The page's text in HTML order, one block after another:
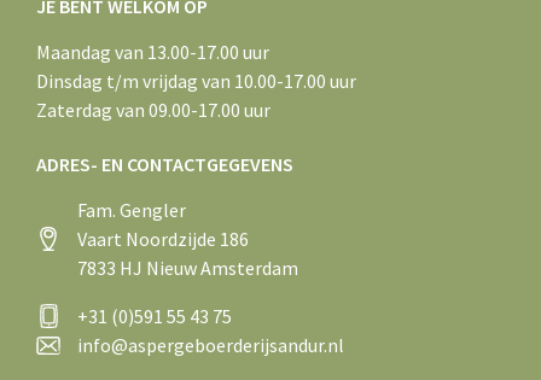
JE BENT WELKOM OP
Maandag van 13.00-17.00 uur
Dinsdag t/m vrijdag van 10.00-17.00 uur
Zaterdag van 09.00-17.00 uur
ADRES- EN CONTACTGEGEVENS
Fam. Gengler
Vaart Noordzijde 186
7833 HJ Nieuw Amsterdam
+31 (0)591 55 43 75
info@aspergeboerderijsandur.nl